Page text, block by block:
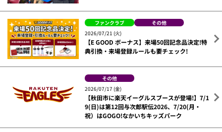
ファンクラブ
その他
2026/07/21 (火)
【E GOOD ボーナス】来場50回記念品決定!特
典引換・来場登録ルールも要チェック!
その他
2026/07/17 (金)
【秋田市に楽天イーグルスブースが登場!】7/1
9(日)は第12回与次郎駅伝2026、7/20(月・
祝）はGOGO!なかいちキッズパーク